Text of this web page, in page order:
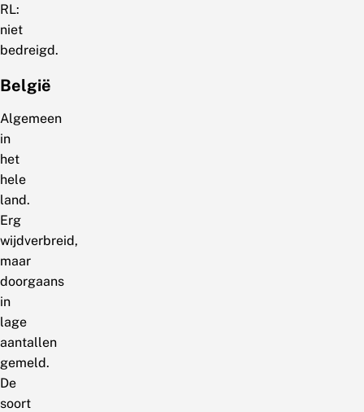
RL:
niet
bedreigd.
België
Algemeen
in
het
hele
land.
Erg
wijdverbreid,
maar
doorgaans
in
lage
aantallen
gemeld.
De
soort